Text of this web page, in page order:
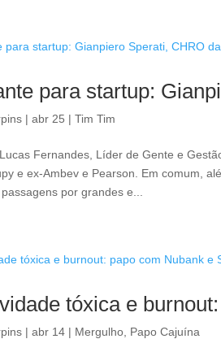
para startup:
|abr 25 |Tim Tim
Fernandes, Líder de Gente e
e ex-Ambev e Pearson. Em comum,
por grandes e...
tóxica e
|abr 14 | Mergulho Papo Cajuína